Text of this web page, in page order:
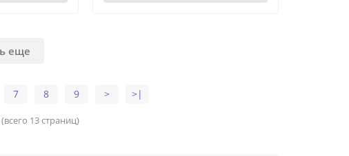
еще
7 8 9 > >|
13 страниц)